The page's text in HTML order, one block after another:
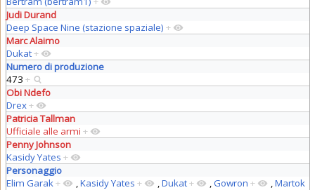
Judi Durand
Deep Space Nine (stazione spaziale) +
Marc Alaimo
Dukat+
Numero di produzione
473 +
Obi Ndefo
Drex+
Patricia Tallman
Ufficiale alle armi +
Penny Johnson
Kasidy Yates +
Personaggio
Elim Garak+ ,Kasidy Yates + ,Dukat+ ,Gowron + ,Martok